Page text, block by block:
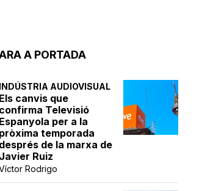
A PORTADA
INDÚSTRIA AUDIOVISUAL
Els canvis que
confirma Televisió
Espanyola per a la
pròxima temporada
després de la marxa de
Javier Ruiz
Rodrigo